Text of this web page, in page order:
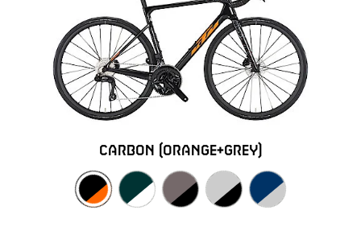
carbon (orange+grey)